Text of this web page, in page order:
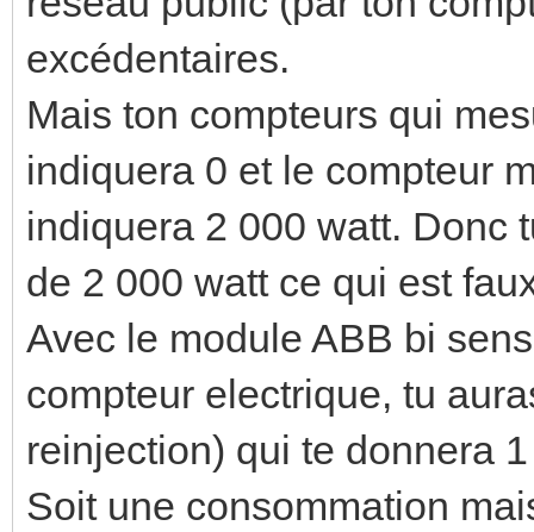
excédentaires.
Mais ton compteurs qui
indiquera 0 et le compteur
indiquera 2 000 watt. Donc
de 2 000 watt ce qui est
Avec le module ABB bi
compteur electrique, tu
reinjection) qui te donnera
Soit une consommation